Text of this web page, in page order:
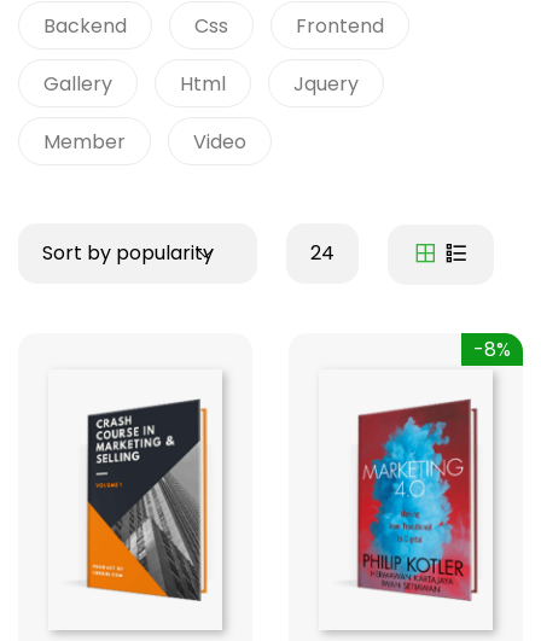
Backend Css Frontend
Gallery Html Jquery
Member Video
Sort by popularity 24
-8%